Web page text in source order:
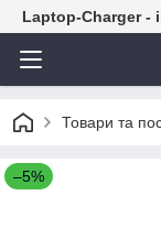
Laptop-Charger -
Товари та
–5%